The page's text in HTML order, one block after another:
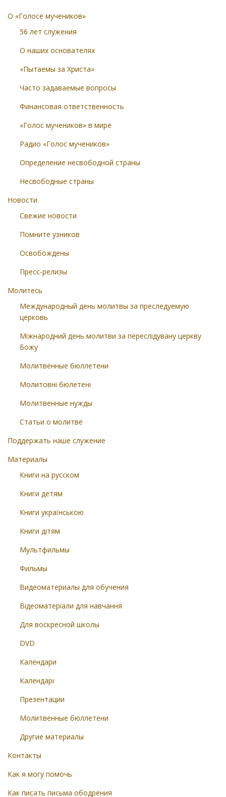
О «Голосе мучеников»
56 лет служения
О наших основателях
«Пытаемы за Христа»
Часто задаваемые вопросы
Финансовая ответственность
«Голос мучеников» в мире
Радио «Голос мучеников»
Определение несвободной страны
Несвободные страны
Новости
Свежие новости
Помните узников
Освобождены
Пресс-релизы
Молитесь
Международный день молитвы за преследуемую
церковь
Міжнародний день молитви за переслідувану церкву
Божу
Молитвенные бюллетени
Молитовні бюлетені
Молитвенные нужды
Статьи о молитве
Поддержать наше служение
Материалы
Книги на русском
Книги детям
Книги українською
Книги дітям
Мультфильмы
Фильмы
Видеоматериалы для обучения
Відеоматеріали для навчання
Для воскресной школы
DVD
Календари
Календарі
Презентации
Молитвенные бюллетени
Другие материалы
Контакты
Как я могу помочь
Как писать письма ободрения